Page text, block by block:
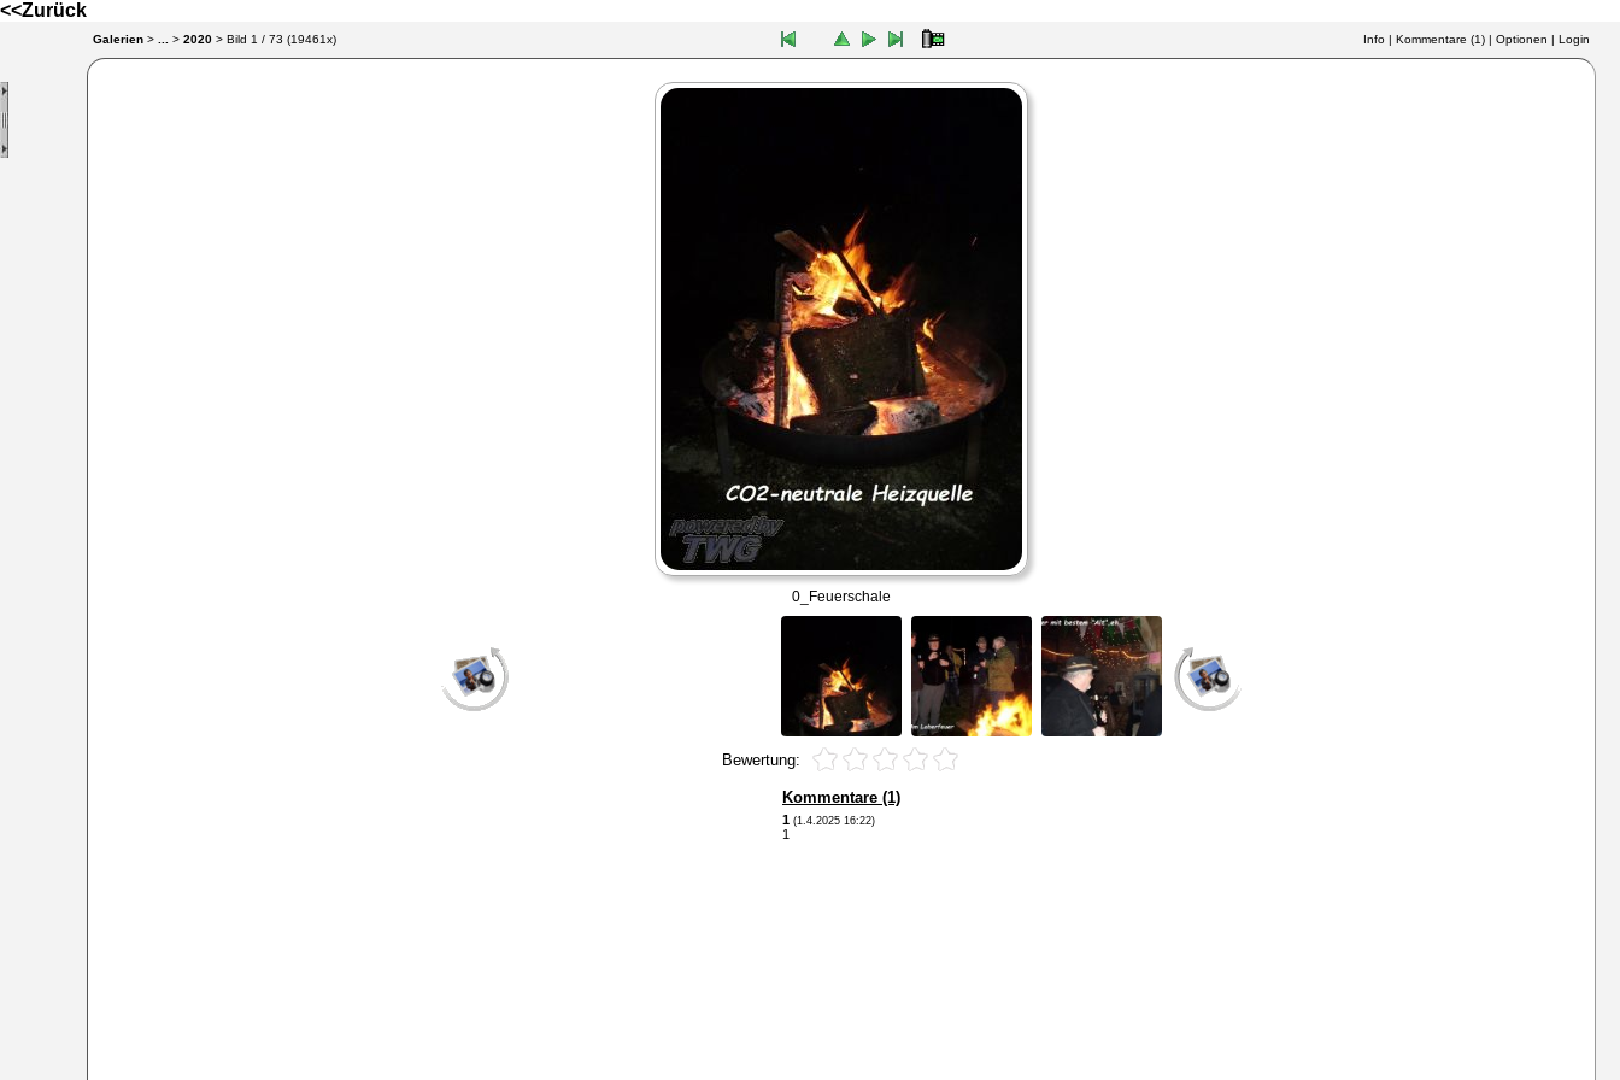
<<Zurück
Galerien > > 2020 > Bild 1 / 73 (19461x) Info | Kommentare (1) | Optionen | Login
0_Feuerschale
Bewertung:
Kommentare (1)
1 (1.4.2025 16:22)
1